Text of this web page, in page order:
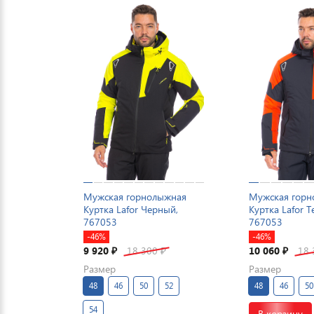
Мужская горнолыжная
Куртка Lafor Черный,
767053
-46%
9 920 ₽ 18 300₽
Размер
48 46 50 52
54
Мужская
Куртка Lafor
767053
-46%
10 060₽
18
Размер
48 46 50